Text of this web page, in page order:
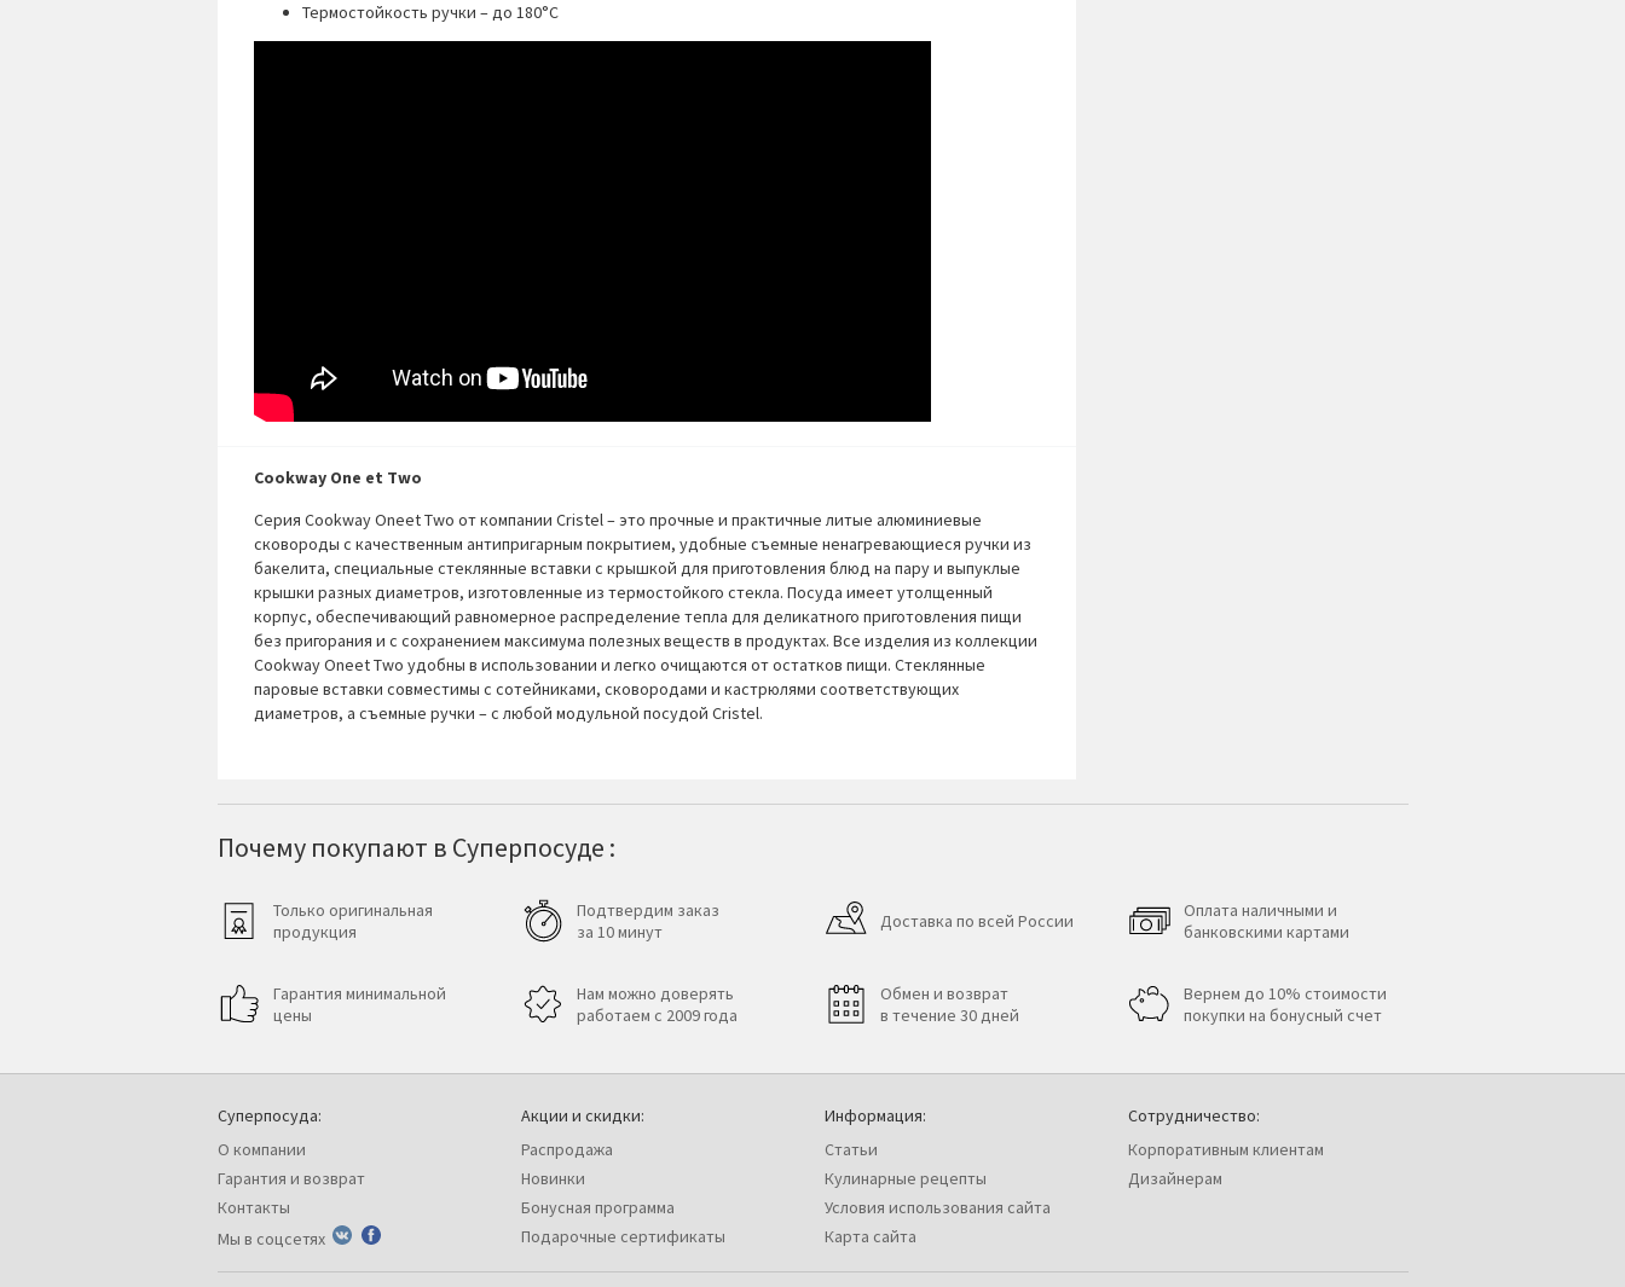
Термостойкость ручки – до 180°C
Cookway One et Two
Серия Cookway Oneet Two от компании Cristel – это прочные и практичные литые алюминиевые
сковороды с качественным антипригарным покрытием, удобные съемные ненагревающиеся ручки из
бакелита, специальные стеклянные вставки с крышкой для приготовления блюд на пару и выпуклые
крышки разных диаметров, изготовленные из термостойкого стекла. Посуда имеет утолщенный
корпус, обеспечивающий равномерное распределение тепла для деликатного приготовления пищи
без пригорания и с сохранением максимума полезных веществ в продуктах. Все изделия из коллекции
Cookway Oneet Two удобны в использовании и легко очищаются от остатков пищи. Стеклянные
паровые вставки совместимы с сотейниками, сковородами и кастрюлями соответствующих
диаметров, а съемные ручки – с любой модульной посудой Cristel.
Почему покупают в Суперпосуде :
Только оригинальная
продукция
Гарантия минимальной
цены
Подтвердим заказ
за 10 минут
Нам можно доверять
работаем с 2009 года
Доставка по всей России
Обмен и возврат
в течение 30 дней
Оплата наличными и
банковскими картами
Вернем до 10% стоимости
покупки на бонусный счет
Суперпосуда:
О компании
Гарантия и возврат
Контакты
Мы в соцсетях
Акции и скидки:
Распродажа
Новинки
Бонусная программа
Подарочные сертификаты
Информация:
Статьи
Кулинарные рецепты
Условия использования сайта
Карта сайта
Сотрудничество:
Корпоративным клиентам
Дизайнерам